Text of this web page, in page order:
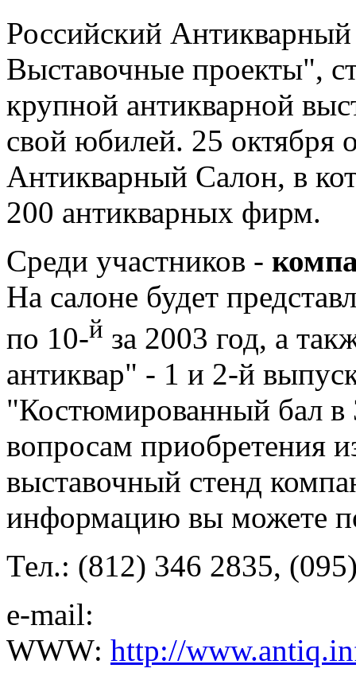
Российский
Выставочные проекты",
крупной антикварной
свой юбилей. 25 октября
Антикварный Салон, в
200 антикварных фирм.
Среди участников -
На салоне будет
по 10-й за 2003 год, а
антиквар" - 1 и 2-й
"Костюмированный бал
вопросам приобретения
выставочный стенд
информацию вы можете
Тел.: (812) 346 2835,
e-mail:
WWW: http://